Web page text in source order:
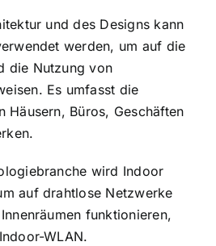
und des Designs kann
werden, um auf die
die Nutzung von
Es umfasst die
Häusern, Büros, Geschäften
wird Indoor
auf drahtlose Netzwerke
funktionieren,
WLAN.